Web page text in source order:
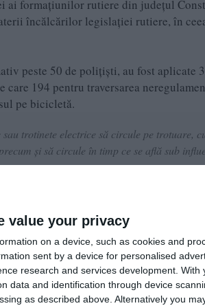
value your privacy
on a device, such as cookies and
sent by a device for personalised
research and services development. With
data and identification through device
as described above. Alternatively you
ai formațiunilor rutiere din județul
încălcărilor legislației rutiere, în
peste 50 de polițiști, au fost aplicate
194 pentru traversarea
pe bicicletă.
trotinete electrice să circule pe trotuare,
și să circule în timp ce se află sub
citată.
Urmărește-ne pe Whatsapp